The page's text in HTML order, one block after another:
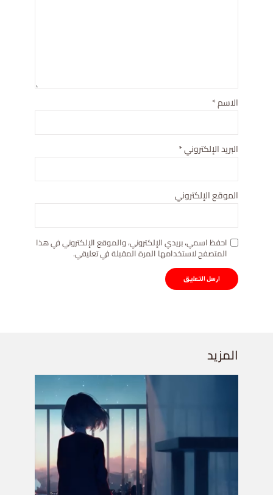
الاسم*
البريد الإلكتروني*
الموقع الإلكتروني
احفظ اسمي، بريدي الإلكتروني، والموقع الإلكتروني في هذا
المتصفح لاستخدامها المرة المقبلة في تعليقي.
المزيد